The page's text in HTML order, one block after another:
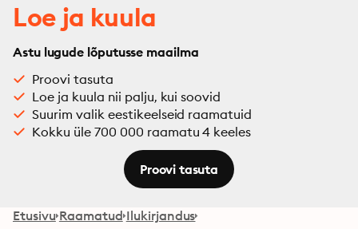
Loe ja kuula
Astu lugude lõputusse maailma
Proovi tasuta
Loe ja kuula nii palju, kui soovid
Suurim valik eestikeelseid raamatuid
Kokku üle 700 000 raamatu 4 keeles
Proovi tasuta
Etusivu Raamatud Ilukirjandus